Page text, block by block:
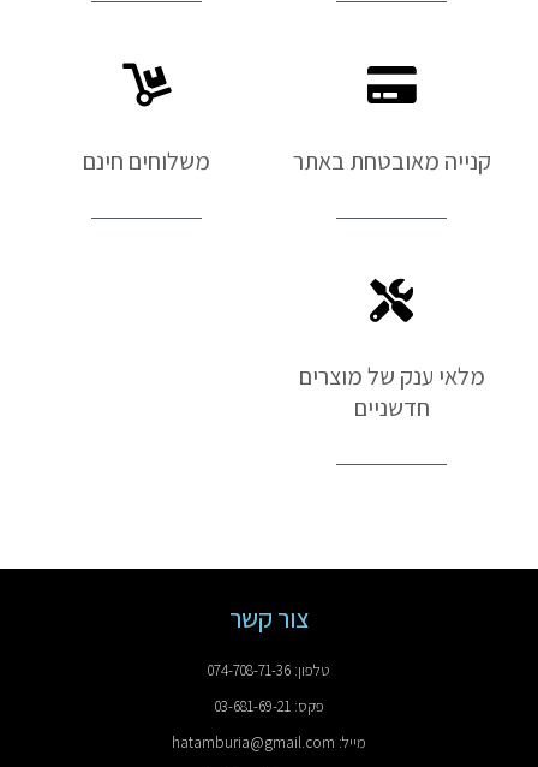
קנייה מאובטחת באתר משלוחים חינם
מלאי ענק של מוצרים
חדשניים
צור קשר
טלפון: 074-708-71-36
פקס: 03-681-69-21
מייל: hatamburia@gmail.com